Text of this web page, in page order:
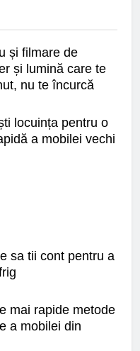
și filmare de
și lumină care te
nu te încurcă
locuința pentru o
a mobilei vechi
sa tii cont pentru a
mai rapide metode
a mobilei din